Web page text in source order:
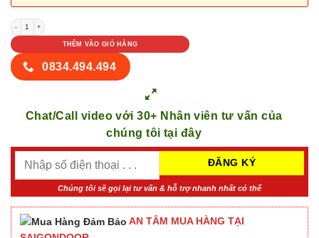
Cửa nhựa Composite SYA 212 số lượng
THÊM VÀO GIỎ HÀNG
0834.494.494
Chat/Call video với 30+ Nhân viên tư vấn của
chúng tôi tại đây
Chúng tôi sẽ gọi lại tư vấn & hỗ trợ nhanh nhất có thể
AN TÂM MUA HÀNG TẠI